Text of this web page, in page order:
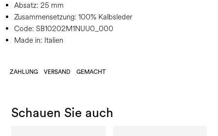
Absatz: 25 mm
Zusammensetzung: 100% Kalbsleder
Code: SB10202M1NUU0_000
Made in: Italien
ZAHLUNG VERSAND GEMACHT
Schauen Sie auch